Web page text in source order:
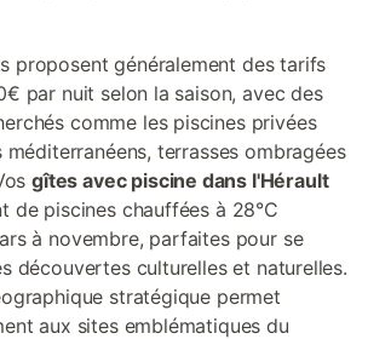
proposent généralement des tarifs
par nuit selon la saison, avec des
comme les piscines privées
terrasses ombragées
gîtes avec piscine dans l'Hérault
de piscines chauffées à 28°C
à novembre, parfaites pour se
découvertes culturelles et naturelles.
stratégique permet
aux sites emblématiques du